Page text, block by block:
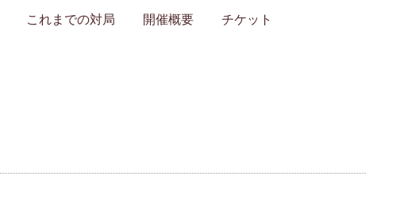
これまでの対局 開催概要 チケット